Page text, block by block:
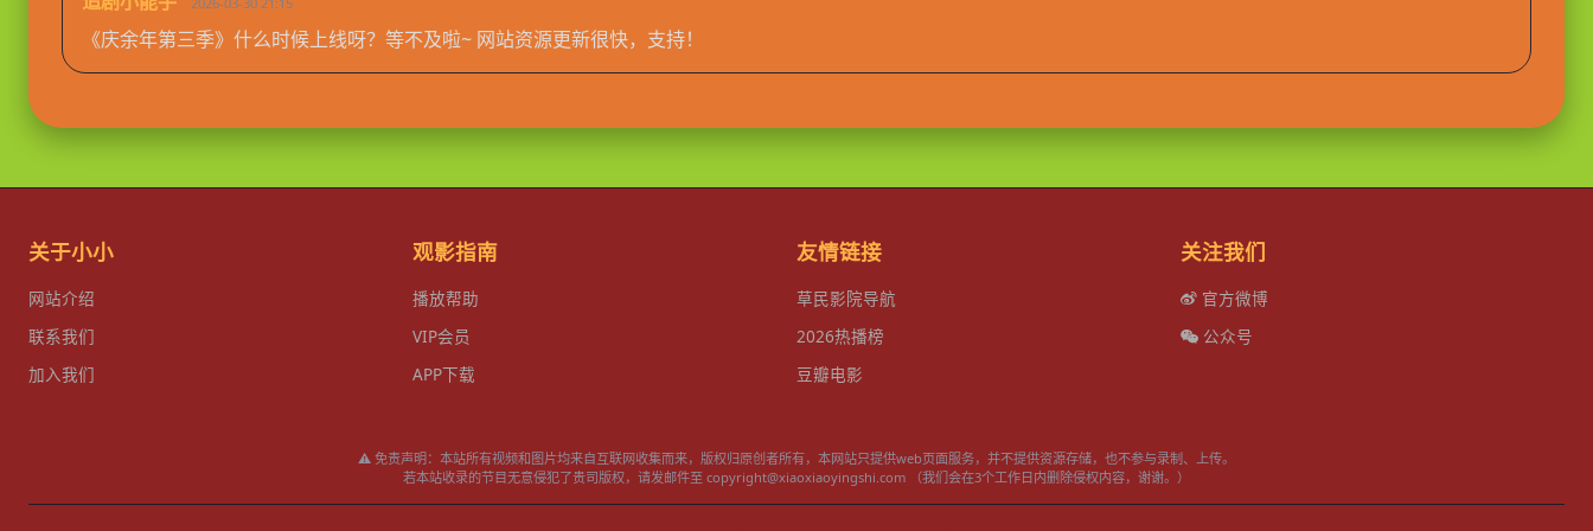
《庆余年第三季》什么时候上线呀？等不及啦~ 网站资源更新很快，支持！
关于小小
网站介绍
联系我们
加入我们
观影指南
播放帮助
VIP会员
APP下载
友情链接
草民影院导航
2026热播榜
豆瓣电影
关注我们
官方微博
公众号
⚠️ 免责声明：本站所有视频和图片均来自互联网收集而来，版权归原创者所有，本网站只提供web页面服务，并不提供资源存储，也不参与录制、上传。
若本站收录的节目无意侵犯了贵司版权，请发邮件至 copyright@xiaoxiaoyingshi.com （我们会在3个工作日内删除侵权内容，谢谢。）